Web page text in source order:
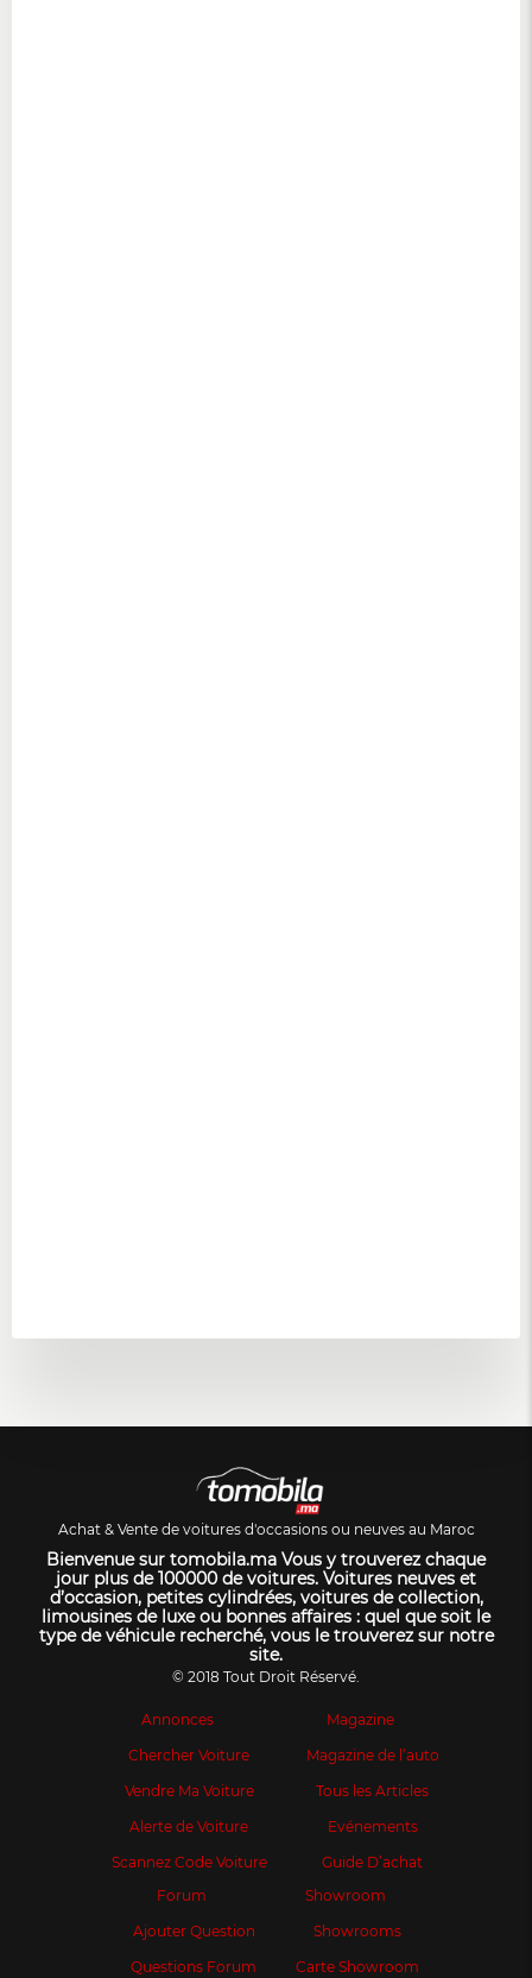
Achat & Vente de voitures d'occasions ou neuves au Maroc
Bienvenue sur tomobila.ma Vous y trouverez chaque
jour plus de 100000 de voitures. Voitures neuves et
d’occasion, petites cylindrées, voitures de collection,
limousines de luxe ou bonnes affaires : quel que soit le
type de véhicule recherché, vous le trouverez sur notre
site.
© 2018 Tout Droit Réservé.
Annonces
Chercher Voiture
Vendre Ma Voiture
Alerte de Voiture
Scannez Code Voiture
Magazine
Magazine de l’auto
Tous les Articles
Evénements
Guide D’achat
Forum
Ajouter Question
Questions Forum
Showroom
Showrooms
Carte Showroom